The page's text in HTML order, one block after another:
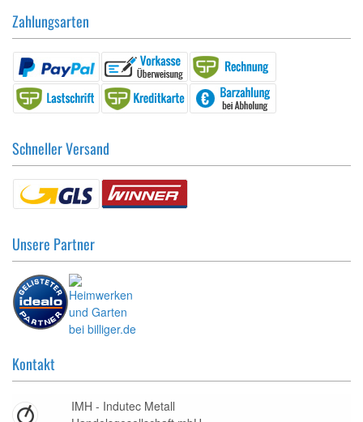
Zahlungsarten
Schneller Versand
Unsere Partner
Kontakt
IMH - Indutec Metall